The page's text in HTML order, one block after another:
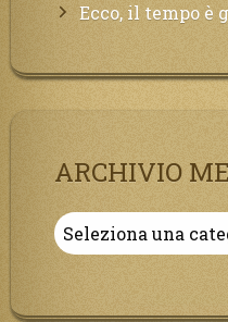
Ecco, il tempo è giunto all’unione del
ARCHIVIO
Archivio
Messaggi